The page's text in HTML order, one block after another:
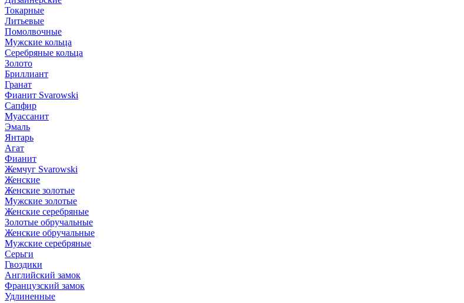
Токарные
Литьевые
Помолвочные
Мужские кольца
Серебряные кольца
Золото
Бриллиант
Гранат
Фианит Svarowski
Сапфир
Муассанит
Эмаль
Янтарь
Агат
Фианит
Жемчуг Svarowski
Женские
Женские золотые
Мужские золотые
Женские серебряные
Золотые обручальные
Женские обручальные
Мужские серебряные
Серьги
Гвоздики
Английский замок
Французский замок
Удлиненные